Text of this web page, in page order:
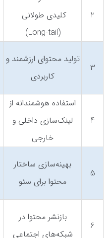
2
کلیدی طولانی
(Long-tail)
3
تولید محتوای ارزشمند و
کاربردی
4
استفاده هوشمندانه از
لینک‌سازی داخلی و
خارجی
5
بهینه‌سازی ساختار
محتوا برای سئو
6
بازنشر محتوا در
شبکه‌های اجتماعی